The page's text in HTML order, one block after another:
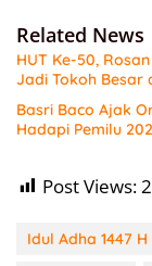
Related News
HUT Ke-50,
Jadi Tokoh Besar
Basri Baco Ajak
Hadapi Pemilu
Post Views:
Idul Adha 1447 H